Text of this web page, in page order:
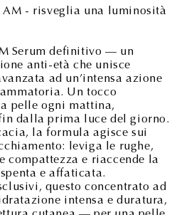
AM - risveglia una luminosità
Serum definitivo — un
anti-età che unisce
ad un’intensa azione
Un tocco
pelle ogni mattina,
dalla prima luce del giorno.
la formula agisce sui
leviga le rughe,
compattezza e riaccende la
e affaticata.
questo concentrato ad
intensa e duratura,